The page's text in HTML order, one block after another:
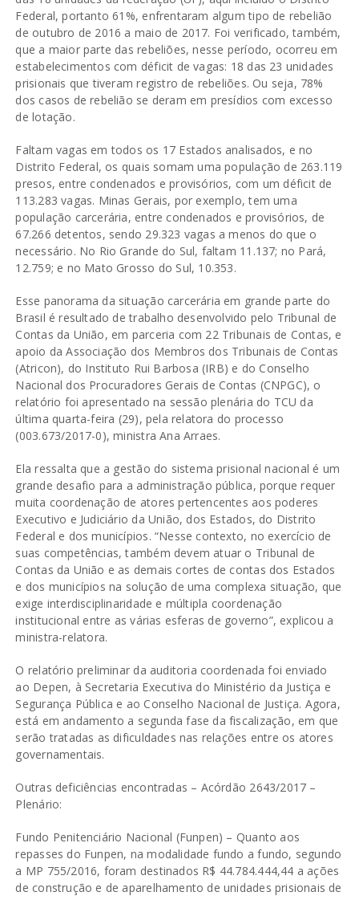
Federal, portanto 61%, enfrentaram algum tipo de rebelião
de outubro de 2016 a maio de 2017. Foi verificado, também,
que a maior parte das rebeliões, nesse período, ocorreu em
estabelecimentos com déficit de vagas: 18 das 23 unidades
prisionais que tiveram registro de rebeliões. Ou seja, 78%
dos casos de rebelião se deram em presídios com excesso
de lotação.
Faltam vagas em todos os 17 Estados analisados, e no
Distrito Federal, os quais somam uma população de 263.119
presos, entre condenados e provisórios, com um déficit de
113.283 vagas. Minas Gerais, por exemplo, tem uma
população carcerária, entre condenados e provisórios, de
67.266 detentos, sendo 29.323 vagas a menos do que o
necessário. No Rio Grande do Sul, faltam 11.137; no Pará,
12.759; e no Mato Grosso do Sul, 10.353.
Esse panorama da situação carcerária em grande parte do
Brasil é resultado de trabalho desenvolvido pelo Tribunal de
Contas da União, em parceria com 22 Tribunais de Contas, e
apoio da Associação dos Membros dos Tribunais de Contas
(Atricon), do Instituto Rui Barbosa (IRB) e do Conselho
Nacional dos Procuradores Gerais de Contas (CNPGC), o
relatório foi apresentado na sessão plenária do TCU da
última quarta-feira (29), pela relatora do processo
(003.673/2017-0), ministra Ana Arraes.
Ela ressalta que a gestão do sistema prisional nacional é um
grande desafio para a administração pública, porque requer
muita coordenação de atores pertencentes aos poderes
Executivo e Judiciário da União, dos Estados, do Distrito
Federal e dos municípios. “Nesse contexto, no exercício de
suas competências, também devem atuar o Tribunal de
Contas da União e as demais cortes de contas dos Estados
e dos municípios na solução de uma complexa situação, que
exige interdisciplinaridade e múltipla coordenação
institucional entre as várias esferas de governo”, explicou a
ministra-relatora.
O relatório preliminar da auditoria coordenada foi enviado
ao Depen, à Secretaria Executiva do Ministério da Justiça e
Segurança Pública e ao Conselho Nacional de Justiça. Agora,
está em andamento a segunda fase da fiscalização, em que
serão tratadas as dificuldades nas relações entre os atores
governamentais.
Outras deficiências encontradas – Acórdão 2643/2017 –
Plenário:
Fundo Penitenciário Nacional (Funpen) – Quanto aos
repasses do Funpen, na modalidade fundo a fundo, segundo
a MP 755/2016, foram destinados R$ 44.784.444,44 a ações
de construção e de aparelhamento de unidades prisionais de